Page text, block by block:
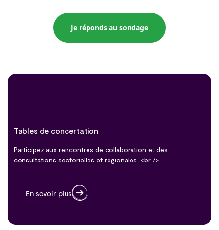
Je réponds au sondage
Tables de concertation
Participez aux rencontres de collaboration et des
consultations sectorielles et régionales. <br />
En savoir plus